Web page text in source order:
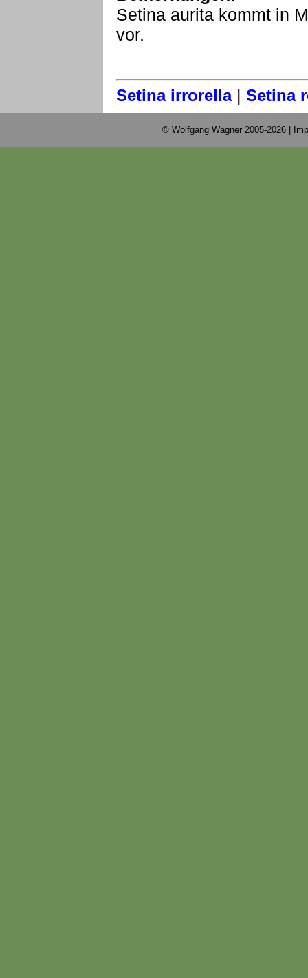
Setina aurita kommt in
vor.
Setina irrorella| Setina
© Wolfgang Wagner 2005-2026 |